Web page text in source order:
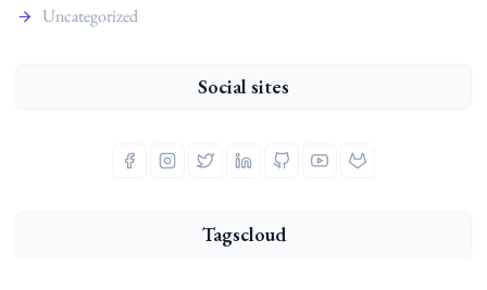
Uncategorized
Social sites
Tagscloud